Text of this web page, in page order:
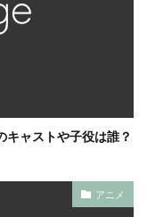
ャストや子役は誰？
アニメ